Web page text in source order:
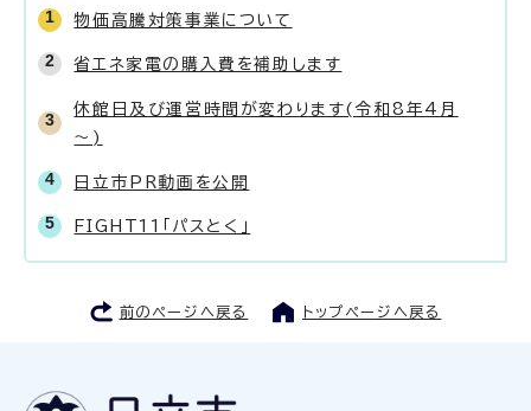
物価高騰対策事業について
省エネ家電の購入費を補助します
休館日及び運営時間が変わります(令和8年4月
～)
日立市PR動画を公開
FIGHT11「パスとく」
前のページへ戻る トップページへ戻る